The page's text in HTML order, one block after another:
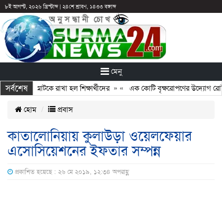
৮ই আগস্ট, ২০২৬ খ্রিস্টাব্দ| ২৪শে শ্রাবণ, ১৪৩৩ বঙ্গাব্দ
মেনু
সর্বশেষপরও আটকে রাখা হল শিক্ষার্থীদের» «এক কোটি বৃক্ষরোপণের উদ্যোগ
হোম প্রবাস
কাতালোনিয়ায় কুলাউড়া ওয়েলফেয়ার
এসোসিয়েশনের ইফতার সম্পন্ন
প্রকাশিত হয়েছে : ২৬ মে ২০১৯, ১২:৩৪ অপরাহ্ণ